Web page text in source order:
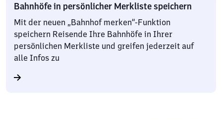
Bahnhöfe in persönlicher Merkliste speichern
Mit der neuen „Bahnhof merken“-Funktion
speichern Reisende Ihre Bahnhöfe in Ihrer
persönlichen Merkliste und greifen jederzeit auf
alle Infos zu